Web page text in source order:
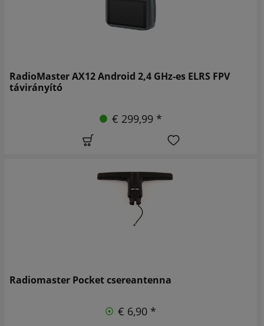
RadioMaster AX12 Android 2,4 GHz-es ELRS FPV
távirányító
€ 299,99 *
Radiomaster Pocket csereantenna
€ 6,90 *